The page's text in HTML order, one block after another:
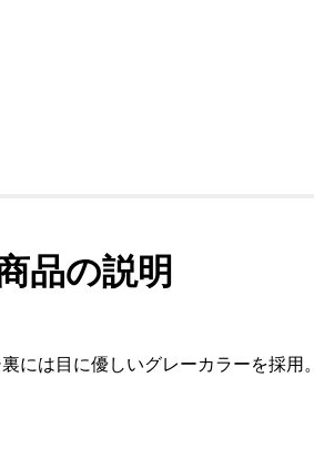
品の説明
には目に優しいグレーカラーを採用。